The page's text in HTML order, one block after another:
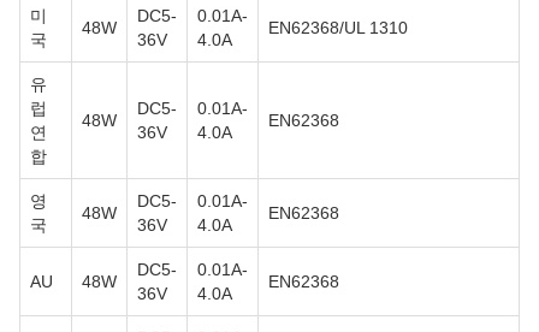
미
국
48W
DC5-
36V
0.01A-
4.0A
EN62368/UL 1310
유
럽
연
합
48W
DC5-
36V
0.01A-
4.0A
EN62368
영
국
48W
DC5-
36V
0.01A-
4.0A
EN62368
AU 48W
DC5-
36V
0.01A-
4.0A
EN62368